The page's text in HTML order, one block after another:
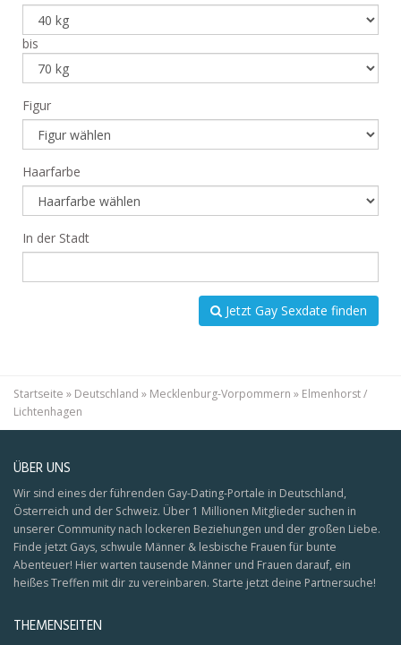
bis
Figur
Haarfarbe
In der Stadt
Jetzt Gay Sexdate finden
Startseite » Deutschland » Mecklenburg-Vorpommern » Elmenhorst /
Lichtenhagen
ÜBER UNS
Wir sind eines der führenden Gay-Dating-Portale in Deutschland,
Österreich und der Schweiz. Über 1 Millionen Mitglieder suchen in
unserer Community nach lockeren Beziehungen und der großen Liebe.
Finde jetzt Gays, schwule Männer & lesbische Frauen für bunte
Abenteuer! Hier warten tausende Männer und Frauen darauf, ein
heißes Treffen mit dir zu vereinbaren. Starte jetzt deine Partnersuche!
THEMENSEITEN